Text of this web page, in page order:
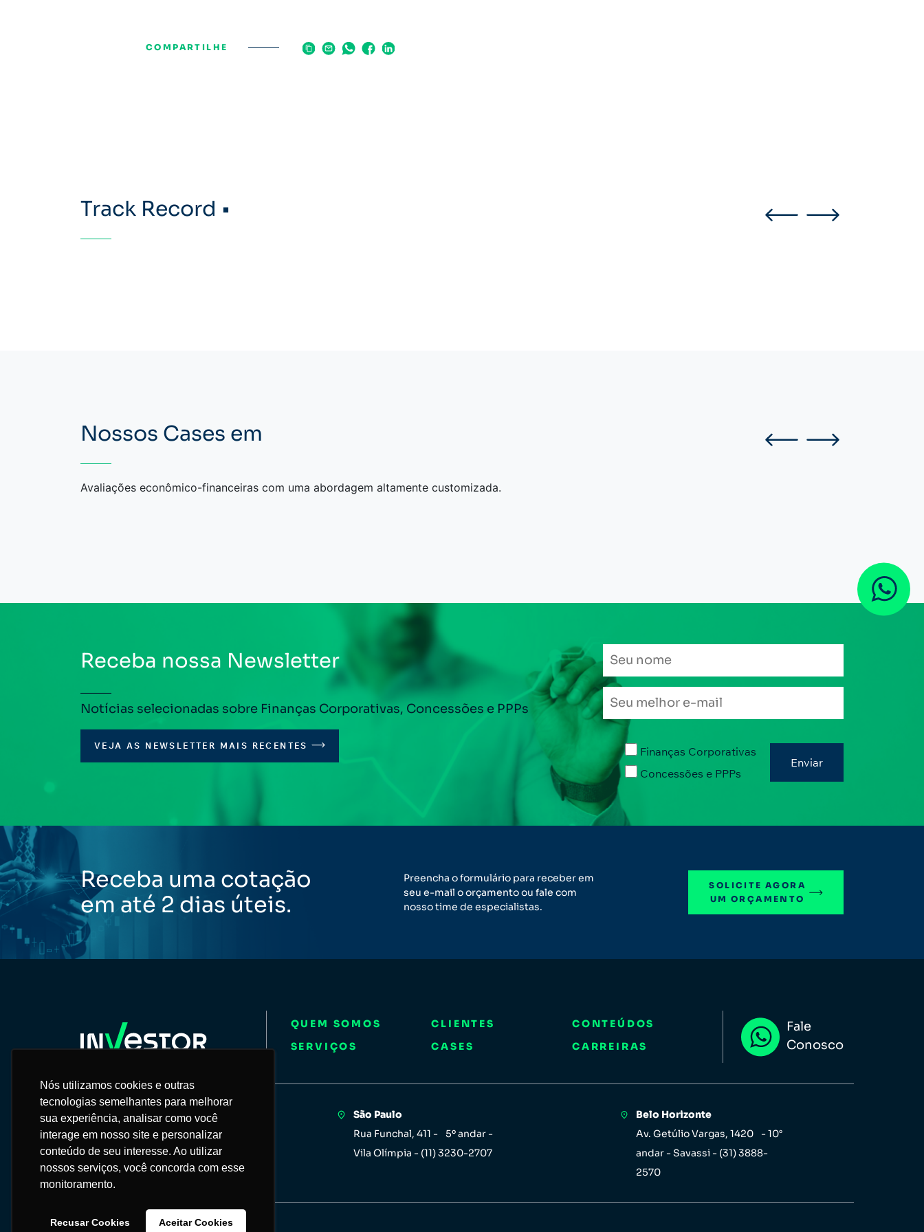
Nós utilizamos cookies e outras
tecnologias semelhantes para melhorar
sua experiência, analisar como você
interage em nosso site e personalizar
conteúdo de seu interesse. Ao utilizar
nossos serviços, você concorda com esse
monitoramento.
Recusar Cookies Aceitar Cookies
Nós utilizamos cookies e outras
tecnologias semelhantes para melhorar
sua experiência, analisar como você
interage em nosso site e personalizar
conteúdo de seu interesse. Ao utilizar
nossos serviços, você concorda com esse
monitoramento.
Recusar Cookies Aceitar Cookies
COMPARTILHE
Track Record •
Nossos Cases em
Avaliações econômico-financeiras com uma abordagem altamente customizada.
Receba nossa Newsletter
Notícias selecionadas sobre Finanças Corporativas, Concessões e PPPs
VEJA AS NEWSLETTER MAIS RECENTES
Finanças Corporativas
Concessões e PPPs
Receba uma cotação
em até 2 dias úteis.
Preencha o formulário para receber em
seu e-mail o orçamento ou fale com
nosso time de especialistas.
SOLICITE AGORA
UM ORÇAMENTO
QUEM SOMOS CLIENTES
CONTEÚDOS
SERVIÇOS
CASES CARREIRAS
Fale
Conosco
55 11 93099-4321
contato@grupoinvestor.com.br
São Paulo
Rua Funchal, 411 - 5º andar -
Vila Olímpia - (11) 3230-2707
Belo Horizonte
Av. Getúlio Vargas, 1420 - 10°
andar - Savassi - (31) 3888-
2570